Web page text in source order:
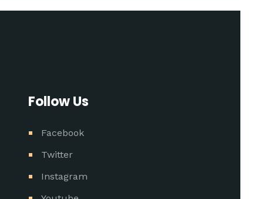
Follow Us
Facebook
Twitter
Instagram